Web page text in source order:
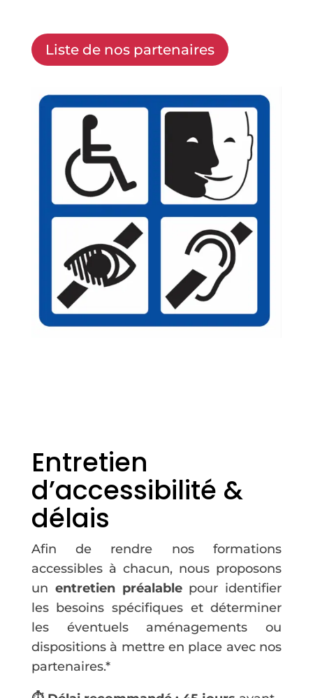
Liste de nos partenaires
Entretien
d’accessibilité &
délais
Afin de rendre nos formations
accessibles à chacun, nous proposons
un entretien préalablepour identifier
les besoins spécifiques et déterminer
les éventuels aménagements ou
dispositions à mettre en place avec nos
partenaires.*